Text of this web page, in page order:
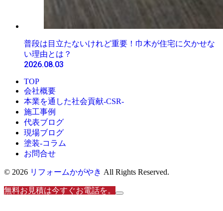
普段は目立たないけれど重要！巾木が住宅に欠かせな
い理由とは？
2026.08.03
TOP
会社概要
本業を通した社会貢献-CSR-
施工事例
代表ブログ
現場ブログ
塗装-コラム
お問合せ
© 2026 リフォームかがやき All Rights Reserved.
無料お見積は今すぐお電話を。